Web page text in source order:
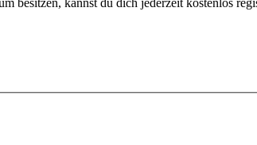
besitzen, kannst du dich jederzeit kostenlos